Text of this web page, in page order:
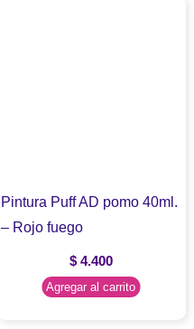
Pintura Puff AD pomo 40ml.
– Rojo fuego
$4.400
Agregar al carrito